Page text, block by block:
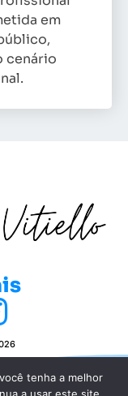
em
cenário
tenha a melhor